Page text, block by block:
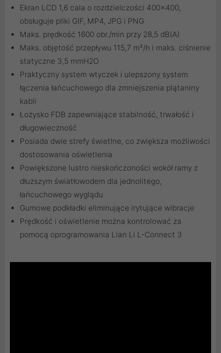
Ekran LCD 1,6 cala o rozdzielczości 400×400,
obsługuje pliki GIF, MP4, JPG i PNG
Maks. prędkość 1600 obr./min przy 28,5 dB(A)
Maks. objętość przepływu 115,7 m³/h i maks. ciśnienie
statyczne 3,5 mmH2O
Praktyczny system wtyczek i ulepszony system
łączenia łańcuchowego dla zmniejszenia plątaniny
kabli
Łożysko FDB zapewniające stabilność, trwałość i
długowieczność
Posiada dwie strefy świetlne, co zwiększa możliwości
dostosowania oświetlenia
Powiększone lustro nieskończoności wokół ramy z
dłuższym światłowodem dla jednolitego,
łańcuchowego wyglądu
Gumowe podkładki eliminujące irytujące wibracje
Prędkość i oświetlenie można kontrolować za
pomocą oprogramowania Lian Li L-Connect 3